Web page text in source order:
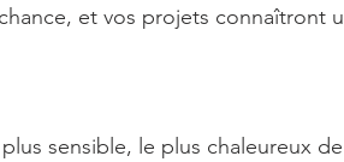
et vos projets connaîtront
sensible, le plus chaleureux